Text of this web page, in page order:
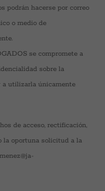
podrán hacerse por correo
o medio de
se compromete a
sobre la
a utilizarla únicamente
de acceso, rectificación,
la oportuna solicitud a la